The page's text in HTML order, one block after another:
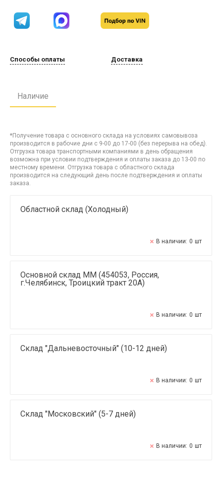
Способы оплаты Доставка
Наличие
*Получение товара с основного склада на условиях самовывоза
производится в рабочие дни с 9-00 до 17-00 (без перерыва на обед).
Отгрузка товара транспортными компаниями в день обращения
возможна при условии подтверждения и оплаты заказа до 13-00 по
местному времени. Отгрузка товара с областного склада
производится на следующий день после подтверждения и оплаты
заказа.
Областной склад (Холодный)
В наличии: 0 шт
Основной склад ММ (454053, Россия,
г.Челябинск, Троицкий тракт 20А)
В наличии: 0 шт
Склад "Дальневосточный" (10-12 дней)
В наличии: 0 шт
Склад "Московский" (5-7 дней)
В наличии: 0 шт